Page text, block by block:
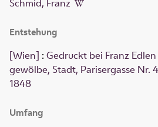
Schmid, Franz
Entstehung
[Wien] : Gedruckt bei Franz
gewölbe, Stadt, Parisergasse Nr.
1848
Umfang